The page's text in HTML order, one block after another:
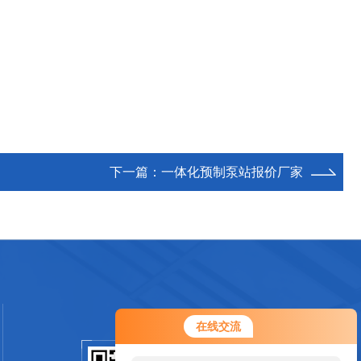
在线交流
您好！欢迎前来咨询，很高兴为您
服务，请问您要咨询什么问题呢？
下一篇： 一体化预制泵站报价厂家